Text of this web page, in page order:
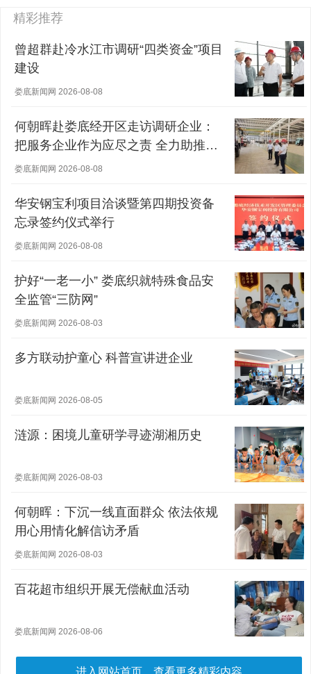
精彩推荐
曾超群赴冷水江市调研“四类资金”项目
建设
娄底新闻网 2026-08-08
何朝晖赴娄底经开区走访调研企业：
把服务企业作为应尽之责 全力助推经
营主体稳健发展
娄底新闻网 2026-08-08
华安钢宝利项目洽谈暨第四期投资备
忘录签约仪式举行
娄底新闻网 2026-08-08
护好“一老一小” 娄底织就特殊食品安
全监管“三防网”
娄底新闻网 2026-08-03
多方联动护童心 科普宣讲进企业
娄底新闻网 2026-08-05
涟源：困境儿童研学寻迹湖湘历史
娄底新闻网 2026-08-03
何朝晖：下沉一线直面群众 依法依规
用心用情化解信访矛盾
娄底新闻网 2026-08-03
百花超市组织开展无偿献血活动
娄底新闻网 2026-08-06